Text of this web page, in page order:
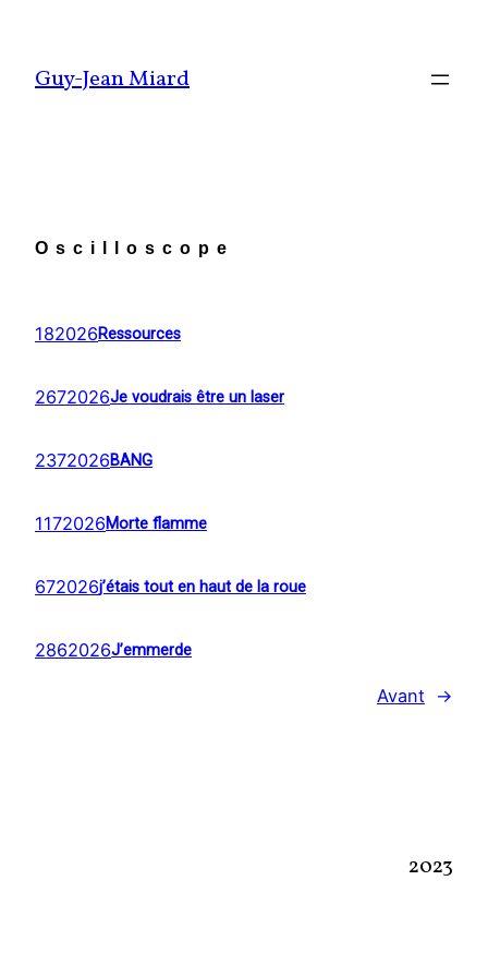
contenu
Guy-Jean Miard
Oscilloscope
182026Ressources
2672026Je voudrais être un laser
2372026BANG
1172026Morte flamme
672026j’étais tout en haut de la roue
2862026J’emmerde
Avant →
2023